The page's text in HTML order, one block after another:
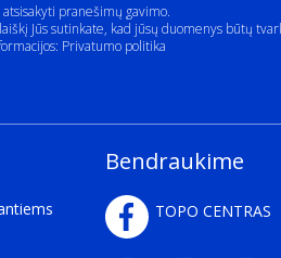
pranešimų gavimo.
Jūs sutinkate, kad jūsų duomenys būtų
Privatumo politika
Bendraukime
TOPO CENTRAS